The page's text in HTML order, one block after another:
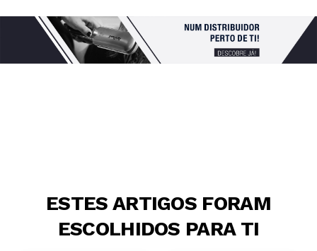
ESTES ARTIGOS FORAM
ESCOLHIDOS PARA TI